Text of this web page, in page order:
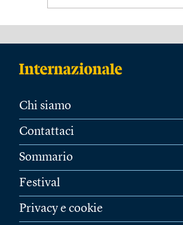
Chi siamo
Contattaci
Sommario
Festival
Privacy e cookie